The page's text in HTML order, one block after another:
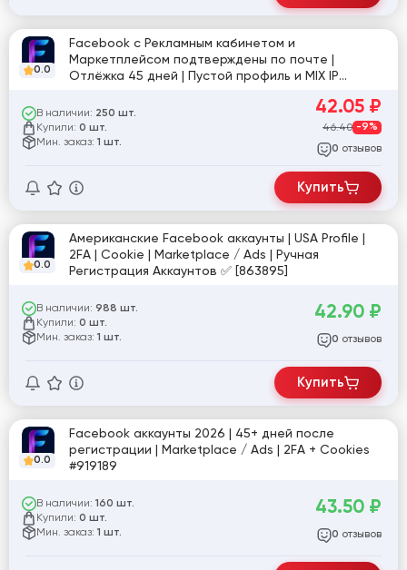
0.0
Facebook с Рекламным кабинетом и
Маркетплейсом подтверждены по почте |
Отлёжка 45 дней | Пустой профиль и MIX IP
В наличии: 250 шт.
Купили: 0 шт.
Мин. заказ: 1 шт.
42.05 ₽
46.40 -9%
0 отзывов
Купить
0.0
Американские Facebook аккаунты | USA Profile |
2FA | Cookie | Marketplace / Ads | Ручная
Регистрация Аккаунтов ✅ [863895]
В наличии: 988 шт.
Купили: 0 шт.
Мин. заказ: 1 шт.
42.90 ₽
0 отзывов
Купить
0.0
Facebook аккаунты 2026 | 45+ дней после
регистрации | Marketplace / Ads | 2FA + Cookies
#919189
В наличии: 160 шт.
Купили: 0 шт.
Мин. заказ: 1 шт.
43.50 ₽
0 отзывов